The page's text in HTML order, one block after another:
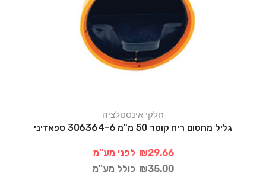
חלקי אינסטלציה
גליל מחסום ריח קוטר 50 מ"מ 306364-6 ספאדיני
₪29.66 לפני מע"מ
₪35.00 כולל מע"מ